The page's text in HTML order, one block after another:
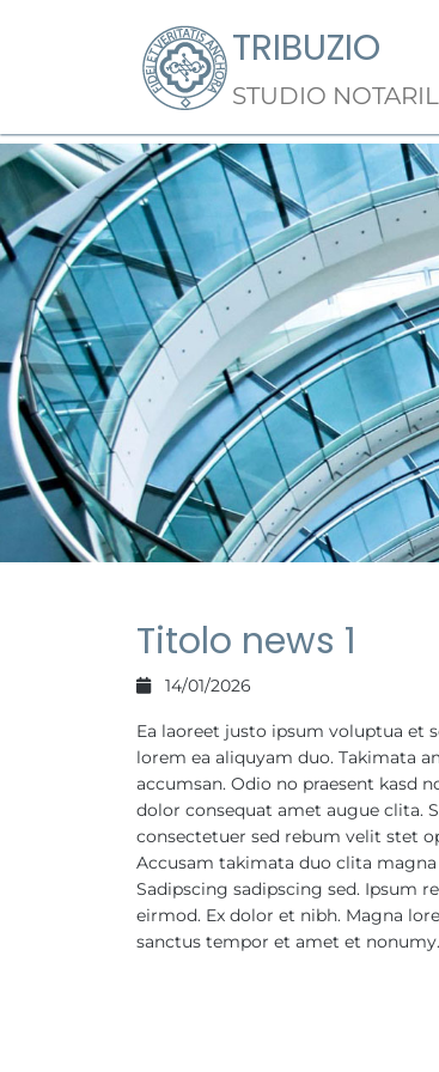
TRIBUZIO
STUDIO
Titolo news 1
14/01/2026
Ea laoreet justo ipsum voluptua
lorem ea aliquyam duo. Takimata
accumsan. Odio no praesent kasd
dolor consequat amet augue clita.
consectetuer sed rebum velit stet
Accusam takimata duo clita
Sadipscing sadipscing sed. Ipsum
eirmod. Ex dolor et nibh. Magna
sanctus tempor et amet et